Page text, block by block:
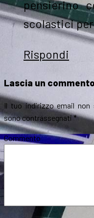
pensierino
scolastici
Rispondi
Lascia un commento
Il tuo indirizzo email non
sono contrassegnati*